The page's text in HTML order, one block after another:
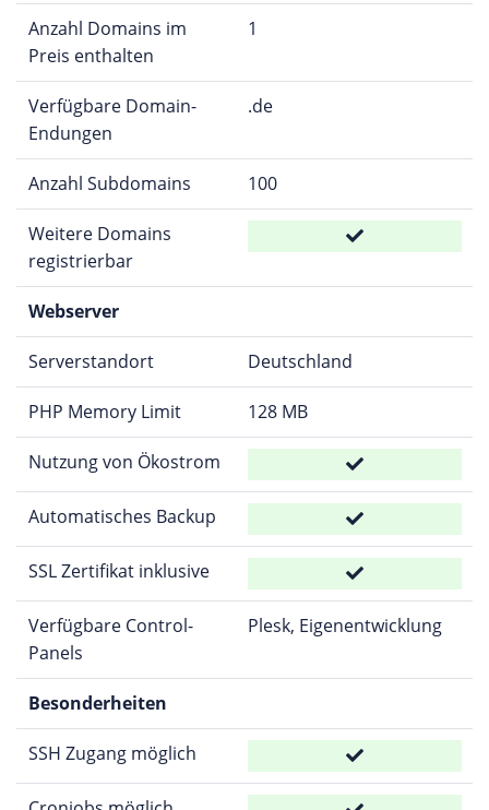
Anzahl Domains im
Preis enthalten
1
Verfügbare Domain-
Endungen
.de
Anzahl Subdomains 100
Weitere Domains
registrierbar
Webserver
Serverstandort Deutschland
PHP Memory Limit 128 MB
Nutzung von Ökostrom
Automatisches Backup
SSL Zertifikat inklusive
Verfügbare Control-
Panels
Plesk, Eigenentwicklung
Besonderheiten
SSH Zugang möglich